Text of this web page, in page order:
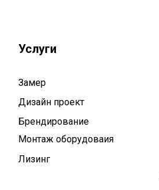
Услуги
Замер
Монтаж оборудоваия
Дизайн проект
Лизинг
Брендирование